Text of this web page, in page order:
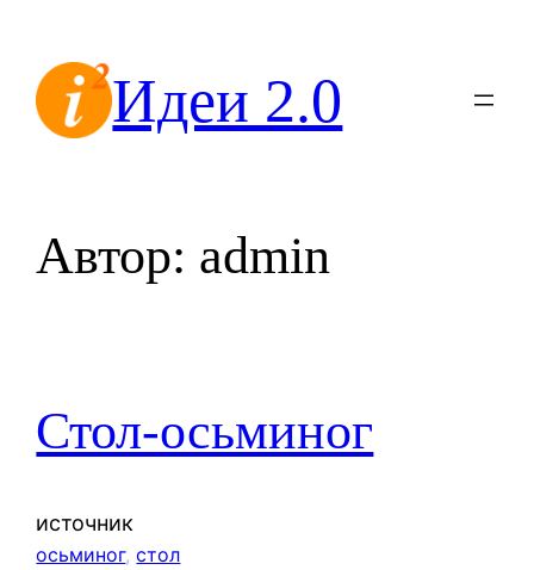
содержимомуИдеи 2.0
Автор: admin
Стол-осьминог
источник
осьминог, стол